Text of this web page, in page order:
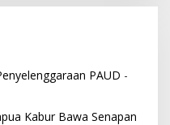
PAUD -
Kabur Bawa Senapan